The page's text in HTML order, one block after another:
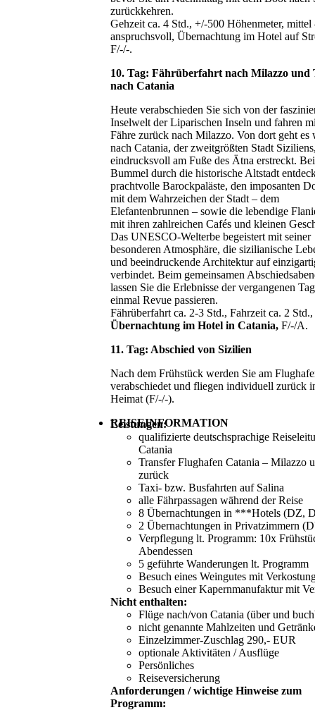
zurückkehren.
Gehzeit ca. 4 Std., +/-500 Höhenmeter, mittel
anspruchsvoll, Übernachtung im Hotel auf
F/-/-.
10. Tag: Fährüberfahrt nach Milazzo und
nach Catania
Heute verabschieden Sie sich von der
Inselwelt der Liparischen Inseln und fahren
Fähre zurück nach Milazzo. Von dort geht es
nach Catania, der zweitgrößten Stadt
eindrucksvoll am Fuße des Ätna erstreckt.
Bummel durch die historische Altstadt
prachtvolle Barockpaläste, den imposanten
mit dem Wahrzeichen der Stadt – dem
Elefantenbrunnen – sowie die lebendige
mit ihren zahlreichen Cafés und kleinen
Das UNESCO-Welterbe begeistert mit seiner
besonderen Atmosphäre, die sizilianische
und beeindruckende Architektur auf
verbindet. Beim gemeinsamen
lassen Sie die Erlebnisse der vergangenen
einmal Revue passieren.
Fährüberfahrt ca. 2-3 Std., Fahrzeit ca. 2 Std.,
Übernachtung im Hotel in Catania, F/-/A.
11. Tag: Abschied von Sizilien
Nach dem Frühstück werden Sie am
verabschiedet und fliegen individuell zurück
Heimat (F/-/-).
REISEINFORMATION
Leistungen:
qualifizierte deutschsprachige
Catania
Transfer Flughafen Catania – Milazzo
zurück
Taxi- bzw. Busfahrten auf Salina
alle Fährpassagen während der Reise
8 Übernachtungen in ***Hotels (DZ,
2 Übernachtungen in Privatzimmern
Verpflegung lt. Programm: 10x
Abendessen
5 geführte Wanderungen lt. Programm
Besuch eines Weingutes mit
Besuch einer Kapernmanufaktur mit
Nicht enthalten:
Flüge nach/von Catania (über und
nicht genannte Mahlzeiten und
Einzelzimmer-Zuschlag 290,- EUR
optionale Aktivitäten / Ausflüge
Persönliches
Reiseversicherung
Anforderungen / wichtige Hinweise zum
Programm: